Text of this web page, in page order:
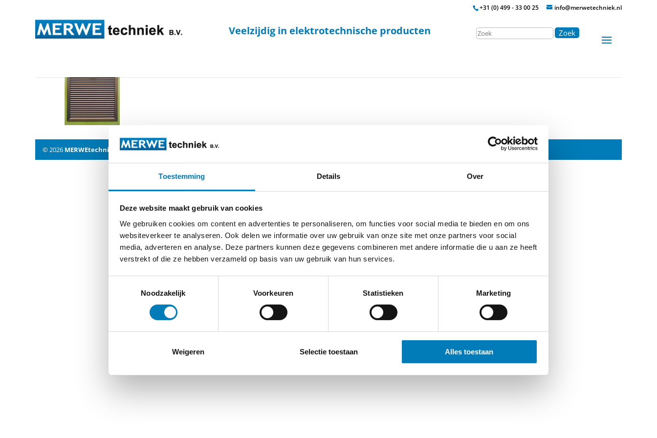
Toestemming Details Over
Deze website maakt gebruik van cookies
We gebruiken cookies om content en advertenties te personaliseren, om functies voor social media te bieden en om ons
websiteverkeer te analyseren. Ook delen we informatie over uw gebruik van onze site met onze partners voor social
media, adverteren en analyse. Deze partners kunnen deze gegevens combineren met andere informatie die u aan ze heeft
verstrekt of die ze hebben verzameld op basis van uw gebruik van hun services.
Noodzakelijk
Voorkeuren Statistieken Marketing
Weigeren Selectie toestaan Alles toestaan
+31 (0) 499 - 33 00 25 info@merwetechniek.nl
Veelzijdig in elektrotechnische producten Zoek
© 2026 MERWEtechniek B.V.-Disclaimer-Privacy Policy-